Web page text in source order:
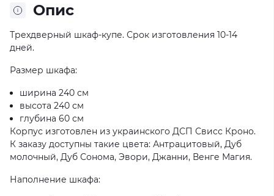
Опис
Трехдверный шкаф-купе. Срок изготовления 10-14
дней.
Размер шкафа:
ширина 240 см
высота 240 см
глубина 60 см
Корпус изготовлен из украинского ДСП Свисс Кроно.
К заказу доступны такие цвета: Антрацитовый, Дуб
молочный, Дуб Сонома, Эвори, Джанни, Венге Магия.
Наполнение шкафа: